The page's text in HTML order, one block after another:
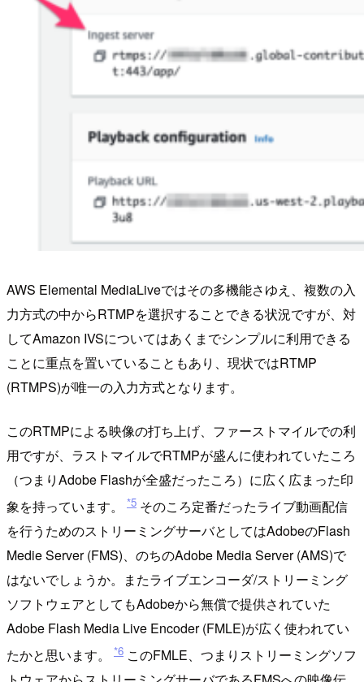
AWS Elemental MediaLiveではその多機能さゆえ、複数の入
力方式の中からRTMPを選択することできる状況ですが、対
してAmazon IVSについてはあくまでシンプルに利用できる
ことに重点を置いていることもあり、現状ではRTMP
(RTMPS)が唯一の入力方式となります。
このRTMPによる映像の打ち上げ、ファーストマイルでの利
用ですが、ラストマイルでRTMPが盛んに使われていたころ
（つまりAdobe Flashが全盛だったころ）に広く広まった印
象を持っています。
*5 そのころ定番だったライブ動画配信
を行うためのストリーミングサーバとしてはAdobeのFlash
Medie Server (FMS)、のちのAdobe Media Server (AMS)で
はないでしょうか。またライブエンコーダ/ストリーミング
ソフトウェアとしてもAdobeから無償で提供されていた
Adobe Flash Media Live Encoder (FMLE)が広く使われてい
たかと思います。
*6 このFMLE、つまりストリーミングソフ